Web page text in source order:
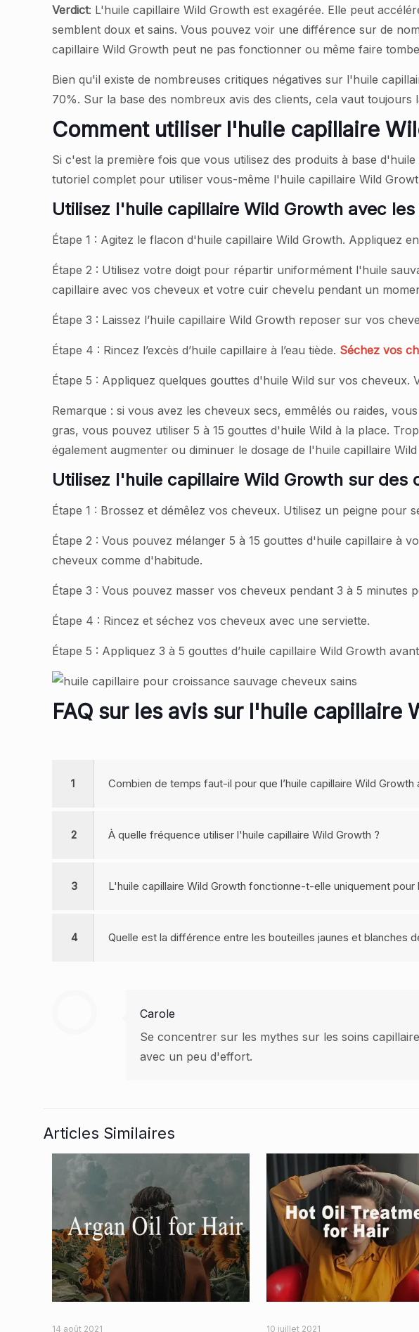
Verdict: L'huile capillaire Wild Growth est exagérée. Elle peut
semblent doux et sains. Vous pouvez voir une différence sur de
capillaire Wild Growth peut ne pas fonctionner ou même faire
Bien qu'il existe de nombreuses critiques négatives sur l'huile
70%. Sur la base des nombreux avis des clients, cela vaut toujours
Comment utiliser l'huile capillaire
Si c'est la première fois que vous utilisez des produits à base
tutoriel complet pour utiliser vous-même l'huile capillaire Wild
Utilisez l'huile capillaire Wild Growth avec
Étape 1 : Agitez le flacon d'huile capillaire Wild Growth. Appliquez
Étape 2 : Utilisez votre doigt pour répartir uniformément l'huile
capillaire avec vos cheveux et votre cuir chevelu pendant un
Étape 3 : Laissez l’huile capillaire Wild Growth reposer sur vos
Étape 4 : Rincez l’excès d’huile capillaire à l’eau tiède. Séchez vos
Étape 5 : Appliquez quelques gouttes d'huile Wild sur vos
Remarque : si vous avez les cheveux secs, emmêlés ou raides,
gras, vous pouvez utiliser 5 à 15 gouttes d'huile Wild à la place.
également augmenter ou diminuer le dosage de l'huile capillaire
Utilisez l'huile capillaire Wild Growth sur des
Étape 1 : Brossez et démêlez vos cheveux. Utilisez un peigne pour
Étape 2 : Vous pouvez mélanger 5 à 15 gouttes d'huile capillaire à
cheveux comme d'habitude.
Étape 3 : Vous pouvez masser vos cheveux pendant 3 à 5 minutes
Étape 4 : Rincez et séchez vos cheveux avec une serviette.
Étape 5 : Appliquez 3 à 5 gouttes d’huile capillaire Wild Growth
FAQ sur les avis sur l'huile capillaire
1 Combien de temps faut-il pour que l’huile capillaire Wild Growth
2 À quelle fréquence utiliser l'huile capillaire Wild Growth ?
3 L'huile capillaire Wild Growth fonctionne-t-elle uniquement pour
4 Quelle est la différence entre les bouteilles jaunes et blanches
Carole
Se concentrer sur les mythes sur les soins
avec un peu d'effort.
Articles Similaires
14 août 2021 10 juillet 2021